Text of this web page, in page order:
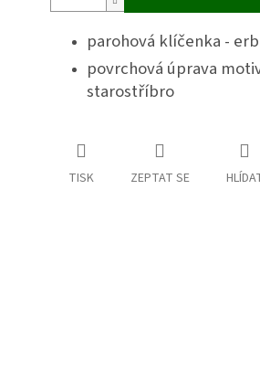
parohová klíčenka - erb
povrchová úprava
starostříbro
TISK ZEPTAT SE